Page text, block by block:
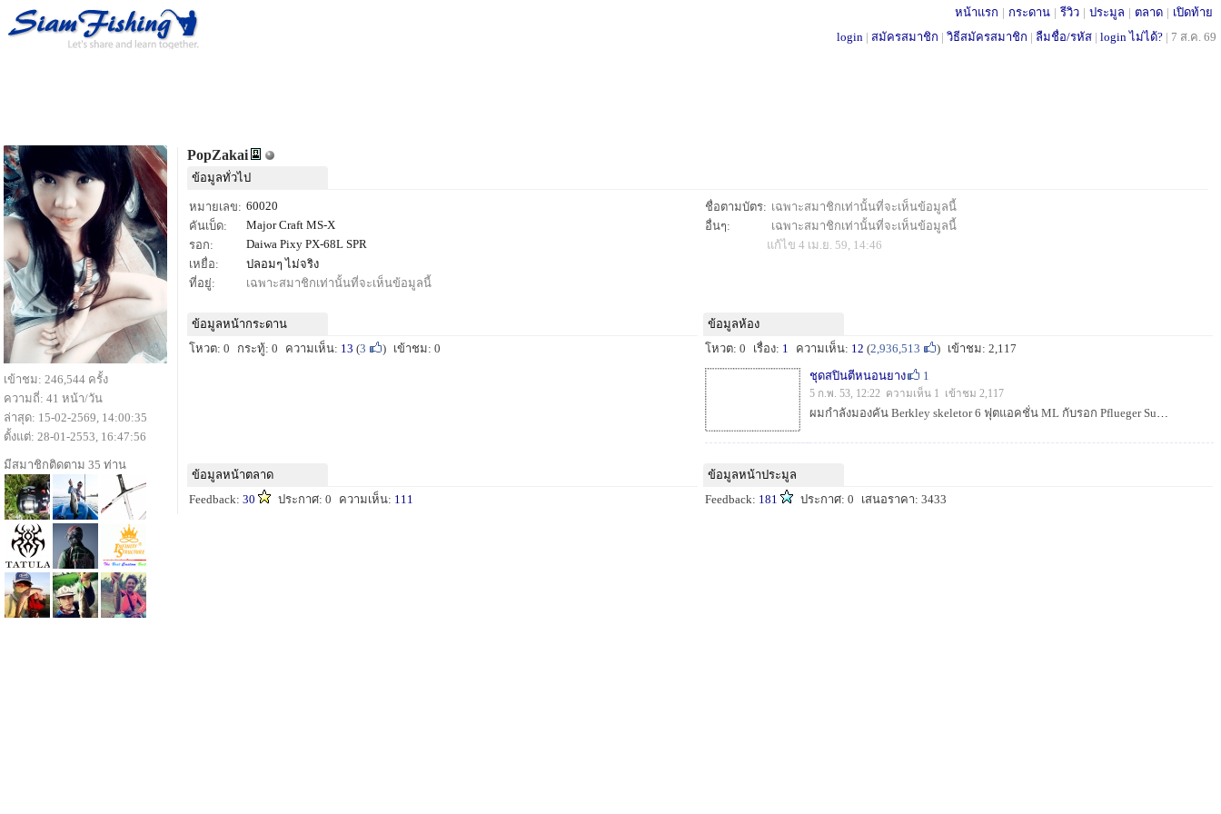
หน้าแรก | กระดาน | รีวิว | ประมูล | ตลาด | เปิดท้าย
login | สมัครสมาชิก | วิธีสมัครสมาชิก | ลืมชื่อ/รหัส | login ไม่ได้? | 7 ส.ค. 69
PopZakai
ข้อมูลทั่วไป
หมายเลข: 60020
คันเบ็ด:
Major Craft MS-X
รอก:
Daiwa Pixy PX-68L SPR
เหยื่อ:
ปลอมๆ ไม่จริง
ที่อยู่:
เฉพาะสมาชิกเท่านั้นที่จะเห็นข้อมูลนี้
ชื่อตามบัตร: เฉพาะสมาชิกเท่านั้นที่จะเห็นข้อมูลนี้
อื่นๆ:
เฉพาะสมาชิกเท่านั้นที่จะเห็นข้อมูลนี้
แก้ไข 4 เม.ย. 59, 14:46
ข้อมูลหน้ากระดาน
โหวต: 0
กระทู้: 0 ความเห็น: 13 (3 ) เข้าชม: 0
ข้อมูลห้อง
โหวต: 0
เรื่อง: 1 ความเห็น: 12 (2,936,513 ) เข้าชม: 2,117
ชุดสปินตีหนอนยาง
1
5 ก.พ. 53, 12:22 ความเห็น 1 เข้าชม 2,117
ผมกำลังมองคัน Berkley skeletor 6 ฟุตแอคชั่น ML กับรอก Pflueger Supreme XT 2000 ไว้ตีหนอนยางครับ ขอให้ช่วยแนะนำและความคิดเห็นของคัน+รอกคู่นี้ด้วยครั...
ข้อมูลหน้าตลาด
Feedback: 30 ประกาศ: 0 ความเห็น: 111
ข้อมูลหน้าประมูล
Feedback: 181 ประกาศ: 0 เสนอราคา: 3433
เข้าชม: 246,544 ครั้ง
ความถี่: 41 หน้า/วัน
ล่าสุด: 15-02-2569, 14:00:35
ตั้งแต่: 28-01-2553, 16:47:56
มีสมาชิกติดตาม 35 ท่าน